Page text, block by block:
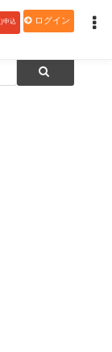
申込 ログイン